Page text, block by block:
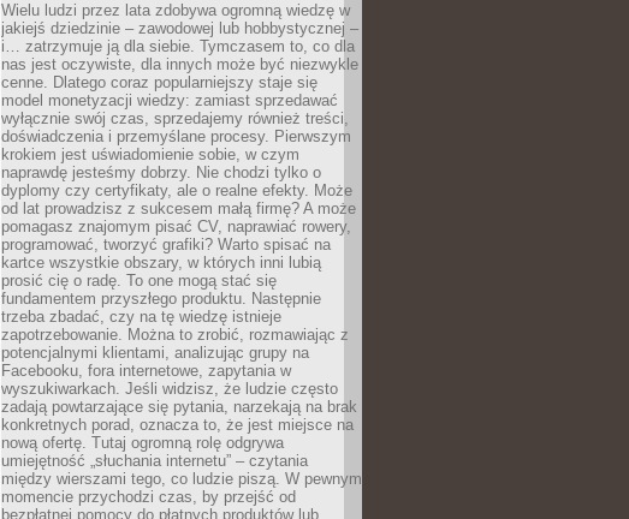
Wielu ludzi przez lata zdobywa ogromną wiedzę w
jakiejś dziedzinie – zawodowej lub hobbystycznej –
i… zatrzymuje ją dla siebie. Tymczasem to, co dla
nas jest oczywiste, dla innych może być niezwykle
cenne. Dlatego coraz popularniejszy staje się
model monetyzacji wiedzy: zamiast sprzedawać
wyłącznie swój czas, sprzedajemy również treści,
doświadczenia i przemyślane procesy. Pierwszym
krokiem jest uświadomienie sobie, w czym
naprawdę jesteśmy dobrzy. Nie chodzi tylko o
dyplomy czy certyfikaty, ale o realne efekty. Może
od lat prowadzisz z sukcesem małą firmę? A może
pomagasz znajomym pisać CV, naprawiać rowery,
programować, tworzyć grafiki? Warto spisać na
kartce wszystkie obszary, w których inni lubią
prosić cię o radę. To one mogą stać się
fundamentem przyszłego produktu. Następnie
trzeba zbadać, czy na tę wiedzę istnieje
zapotrzebowanie. Można to zrobić, rozmawiając z
potencjalnymi klientami, analizując grupy na
Facebooku, fora internetowe, zapytania w
wyszukiwarkach. Jeśli widzisz, że ludzie często
zadają powtarzające się pytania, narzekają na brak
konkretnych porad, oznacza to, że jest miejsce na
nową ofertę. Tutaj ogromną rolę odgrywa
umiejętność „słuchania internetu” – czytania
między wierszami tego, co ludzie piszą. W pewnym
momencie przychodzi czas, by przejść od
bezpłatnej pomocy do płatnych produktów lub